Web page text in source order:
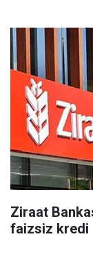
Ziraat
faizsiz kredi